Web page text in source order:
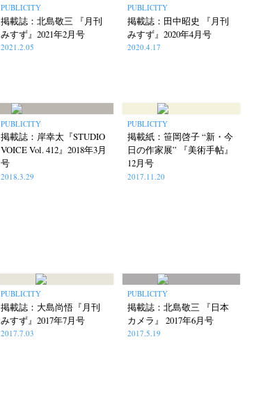
PUBLICITY
掲載誌：北島敬三 『月刊
みすず』2021年2月号
2021.2.05
PUBLICITY
掲載誌：田中昭史 『月刊
みすず』2020年4月号
2020.4.17
PUBLICITY
掲載誌：岸幸太『STUDIO
VOICE Vol. 412』2018年3月
号
2018.3.29
PUBLICITY
掲載紙：笹岡啓子 “新・今
日の作家展” 『美術手帖』
12月号
2017.11.20
PUBLICITY
掲載誌：大島尚悟『月刊
みすず』2017年7月号
2017.7.03
PUBLICITY
掲載誌：北島敬三 『日本
カメラ』 2017年6月号
2017.5.19